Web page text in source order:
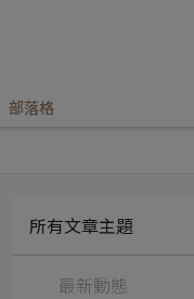
部落格
所有文章主題
最新動態